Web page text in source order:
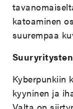
katoaminen
suurempaa
Kyberpunkiin
kyyninen ja